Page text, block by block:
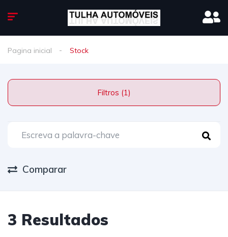
Pagina inicial Stock
Filtros (1)
Comparar
3 Resultados